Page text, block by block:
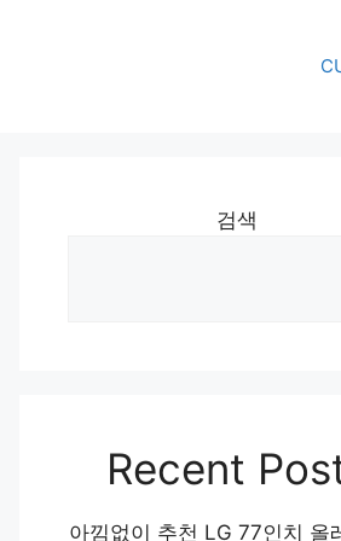
검색
Recent
아낌없이 추천 LG 77인치 올